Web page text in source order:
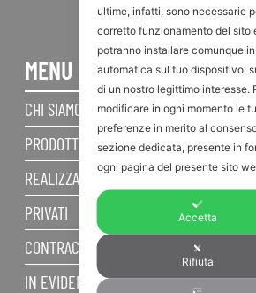
MENU
CHI SIAMO
PRODOTTI
REALIZZAZIONI
PRIVATI
CONTRACT
IN EVIDENZA
ultime, infatti, sono necessarie
corretto funzionamento del sito
potranno installare comunque
automatica sul tuo dispositivo,
di un nostro legittimo interesse.
modificare in ogni momento le
preferenze in merito al
sezione dedicata, presente in
ogni pagina del presente sito
Accetta
Rifiuta